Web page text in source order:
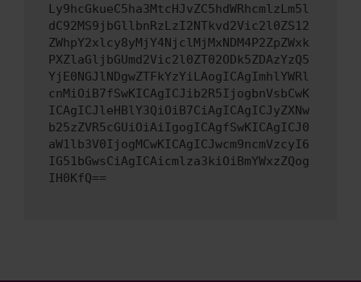
Ly9hcGkueC5ha3MtcHJvZC5hdWRhcmlzLm5l
dC92MS9jbGllbnRzLzI2NTkvd2Vic2l0ZS12
ZWhpY2xlcy8yMjY4NjclMjMxNDM4P2ZpZWxk
PXZlaGljbGUmd2Vic2l0ZT02ODk5ZDAzYzQ5
YjE0NGJlNDgwZTFkYzYiLAogICAgImhlYWRl
cnMiOiB7fSwKICAgICJib2R5IjogbnVsbCwK
ICAgICJleHBlY3QiOiB7CiAgICAgICJyZXNw
b25zZVR5cGUiOiAiIgogICAgfSwKICAgICJ0
aW1lb3V0IjogMCwKICAgICJwcm9ncmVzcyI6
IG51bGwsCiAgICAicmlza3kiOiBmYWxzZQog
IH0KfQ==